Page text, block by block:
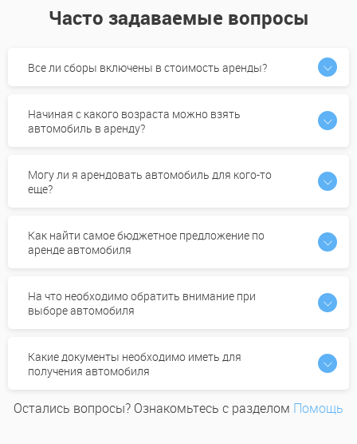
Часто задаваемые вопросы
Все ли сборы включены в стоимость аренды?
Начиная с какого возраста можно взять
автомобиль в аренду?
Могу ли я арендовать автомобиль для кого-то
еще?
Как найти самое бюджетное предложение по
аренде автомобиля
На что необходимо обратить внимание при
выборе автомобиля
Какие документы необходимо иметь для
получения автомобиля
Остались вопросы? Ознакомьтесь с разделом Помощь